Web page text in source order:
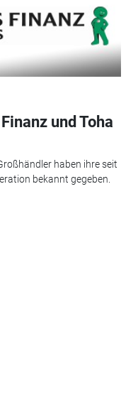
und Toha
haben ihre seit
bekannt gegeben.